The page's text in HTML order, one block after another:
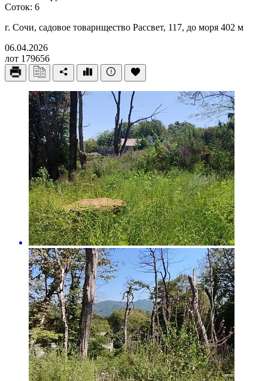
Соток: 6
г. Сочи, садовое товарищество Рассвет, 117, до моря 402 м
06.04.2026
лот 179656